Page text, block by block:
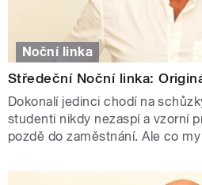
Noční linka
Středeční Noční linka:
Dokonalí jedinci chodí na
studenti nikdy nezaspí a vzorní
pozdě do zaměstnání. Ale co